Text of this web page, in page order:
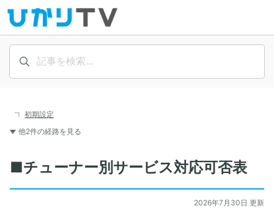
初期設定
他2件の経路を見る
■チューナー別サービス対応可否表
2026年7月30日 更新